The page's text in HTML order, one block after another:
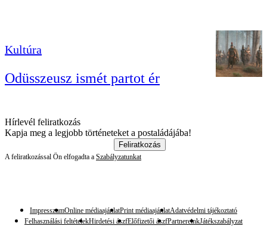
Kultúra
Odüsszeusz ismét partot ér
Hírlevél feliratkozás
Kapja meg a legjobb történeteket a postaládájába!
Feliratkozás
A feliratkozással Ön elfogadta a Szabályzatunkat
ImpresszumOnline médiaajánlatPrint médiaajánlatAdatvédelmi tájékoztató
Felhasználási feltételekHirdetési ászfElőfizetői ászfPartnereinkJátékszabályzat